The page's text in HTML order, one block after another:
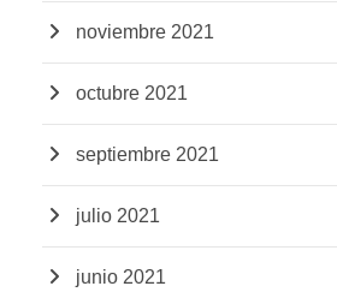
noviembre 2021
octubre 2021
septiembre 2021
julio 2021
junio 2021